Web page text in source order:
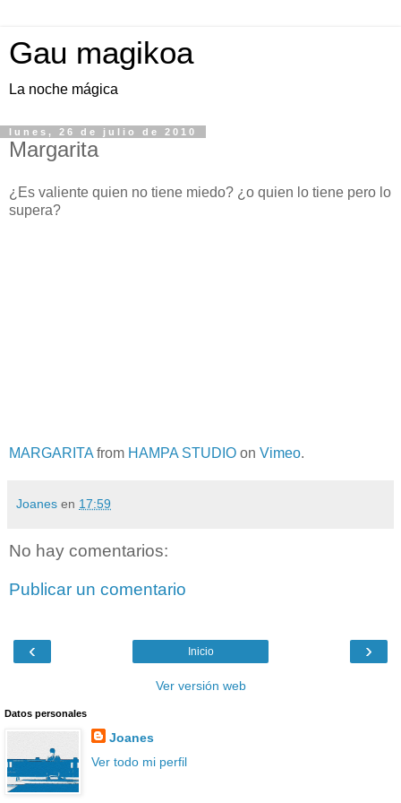
Gau magikoa
La noche mágica
lunes, 26 de julio de 2010
Margarita
¿Es valiente quien no tiene miedo? ¿o quien lo tiene pero lo
supera?
MARGARITA from HAMPA STUDIO on Vimeo.
Joanes en 17:59
No hay comentarios:
Publicar un comentario
‹ ›
Inicio
Ver versión web
Datos personales
Joanes
Ver todo mi perfil